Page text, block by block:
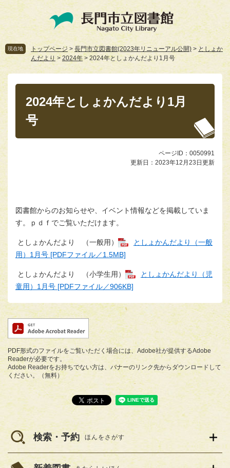
ペ
ー
ジ
先
頭
で
す。
メ
ニ
ュ
を
飛
ば
し
て
本
文
現在地 トップページ > 長門市立図書館(2023年リニューアル公開) > としょか
んだより >2024年> 2024年としょかんだより1月号
2024年としょかんだより1月
号
ページID：0050991
更新日：2023年12月23日更新
図書館からのお知らせや、イベント情報などを掲載していま
す。ｐｄｆでご覧いただけます。
としょかんだより （一般用）
としょかんだより（一般
用）1月号 [PDFファイル／1.5MB]
としょかんだより （小学生用）
としょかんだより（児
童用）1月号 [PDFファイル／906KB]
PDF形式のファイルをご覧いただく場合には、Adobe社が提供するAdobe
Readerが必要です。
Adobe Readerをお持ちでない方は、バナーのリンク先からダウンロードして
ください。（無料）
検索・予約 ほんをさがす